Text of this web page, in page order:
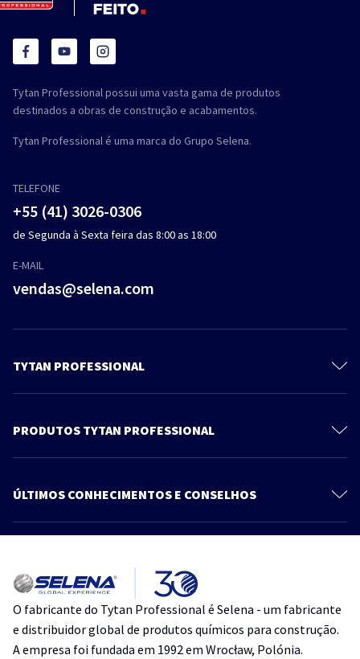
Tytan Professional possui uma vasta gama de produtos
destinados a obras de construção e acabamentos.
Tytan Professional é uma marca do Grupo Selena.
TELEFONE
+55 (41) 3026-0306
de Segunda à Sexta feira das 8:00 as 18:00
E-MAIL
vendas@selena.com
TYTAN PROFESSIONAL
Contato
Produtos
PRODUTOS TYTAN PROFESSIONAL
Espuma Adesiva
ÚLTIMOS CONHECIMENTOS E CONSELHOS
Mais artigos
Como vedar portas e janelas no inverno sem danificar esquadrias de
PVC e alumínio
Selante à base d’água: onde usar e como aplicar corretamente
O fabricante do Tytan Professional é Selena - um fabricante
e distribuidor global de produtos químicos para construção.
A empresa foi fundada em 1992 em Wrocław, Polónia.